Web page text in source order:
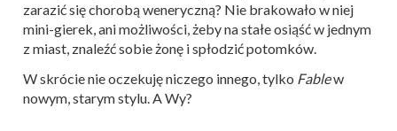
zarazić się chorobą weneryczną? Nie brakowało w niej
mini-gierek, ani możliwości, żeby na stałe osiąść w jednym
z miast, znaleźć sobie żonę i spłodzić potomków.
W skrócie nie oczekuję niczego innego, tylko Fablew
nowym, starym stylu. A Wy?